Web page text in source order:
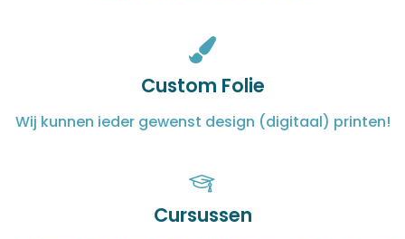
Custom Folie
Wij kunnen ieder gewenst design (digitaal) printen!
Cursussen